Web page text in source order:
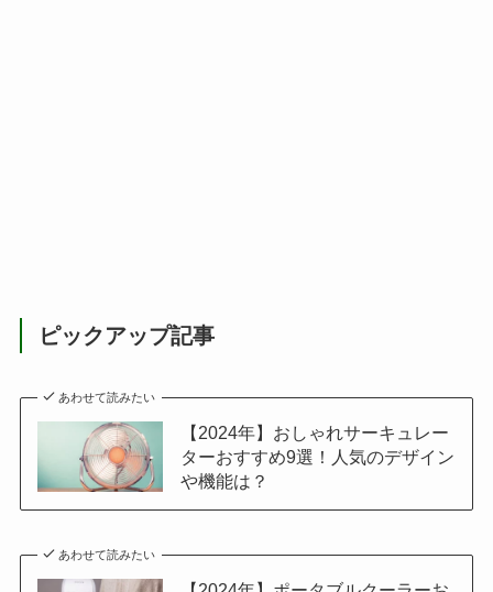
ピックアップ記事
あわせて読みたい
【2024年】おしゃれサーキュレー
ターおすすめ9選！人気のデザイン
や機能は？
あわせて読みたい